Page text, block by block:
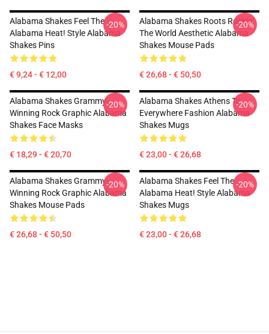
Alabama Shakes Feel The
Alabama Heat! Style Alabama
Shakes Pins
€ 9,24 - € 12,00
-20%
Alabama Shakes Roots Rockin'
The World Aesthetic Alabama
Shakes Mouse Pads
€ 26,68 - € 50,50
-20%
Alabama Shakes Grammy-
Winning Rock Graphic Alabama
Shakes Face Masks
€ 18,29 - € 20,70
-20%
Alabama Shakes Athens To
Everywhere Fashion Alabama
Shakes Mugs
€ 23,00 - € 26,68
-20%
Alabama Shakes Grammy-
Winning Rock Graphic Alabama
Shakes Mouse Pads
€ 26,68 - € 50,50
-20%
Alabama Shakes Feel The
Alabama Heat! Style Alabama
Shakes Mugs
€ 23,00 - € 26,68
-20%